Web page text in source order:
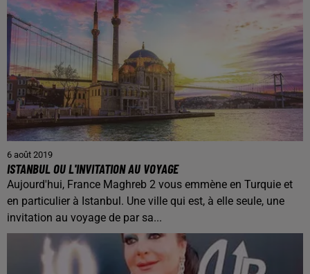
6 août 2019
ISTANBUL OU L'INVITATION AU VOYAGE
Aujourd'hui, France Maghreb 2 vous emmène en Turquie et
en particulier à Istanbul. Une ville qui est, à elle seule, une
invitation au voyage de par sa...